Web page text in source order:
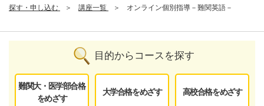
探す・申し込む
講座一覧 オンライン個別指導－難関英語－
目的からコースを探す
難関大・医学部合格
をめざす
大学合格をめざす 高校合格をめざす